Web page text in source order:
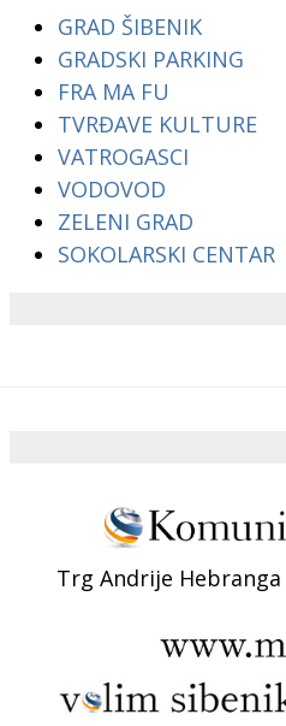
GRAD ŠIBENIK
GRADSKI PARKING
FRA MA FU
TVRĐAVE KULTURE
VATROGASCI
VODOVOD
ZELENI GRAD
SOKOLARSKI CENTAR
Trg Andrije Hebranga